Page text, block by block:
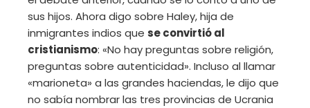
sus hijos. Ahora digo sobre Haley, hija de
inmigrantes indios que se convirtió al
cristianismo: «No hay preguntas sobre religión,
preguntas sobre autenticidad». Incluso al llamar
«marioneta» a las grandes haciendas, le dijo que
no sabía nombrar las tres provincias de Ucrania